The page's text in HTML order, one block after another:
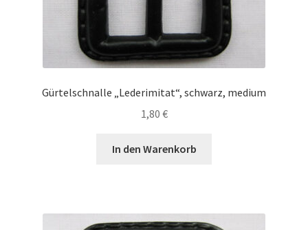
Gürtelschnalle „Lederimitat“, schwarz, medium
1,80 €
In den Warenkorb